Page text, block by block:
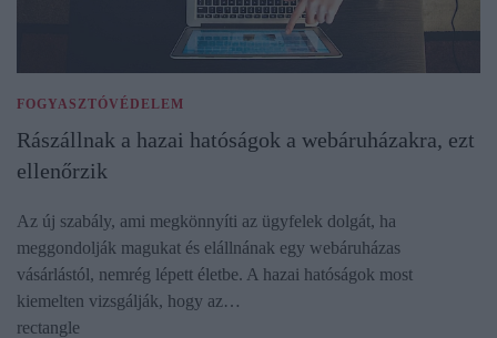
FOGYASZTÓVÉDELEM
Rászállnak a hazai hatóságok a webáruházakra, ezt
ellenőrzik
Az új szabály, ami megkönnyíti az ügyfelek dolgát, ha
meggondolják magukat és elállnának egy webáruházas
vásárlástól, nemrég lépett életbe. A hazai hatóságok most
kiemelten vizsgálják, hogy az…
rectangle